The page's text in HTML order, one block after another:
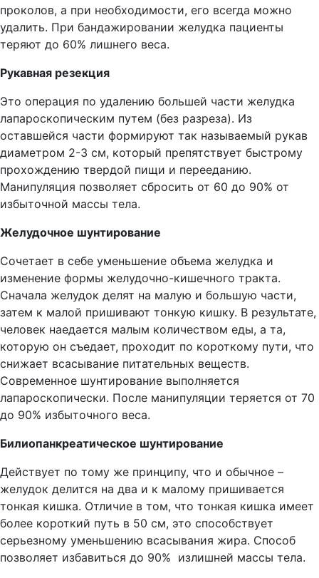
проколов, а при необходимости, его всегда можно
удалить. При бандажировании желудка пациенты
теряют до 60% лишнего веса.
Рукавная резекция
Это операция по удалению большей части желудка
лапароскопическим путем (без разреза). Из
оставшейся части формируют так называемый рукав
диаметром 2-3 см, который препятствует быстрому
прохождению твердой пищи и перееданию.
Манипуляция позволяет сбросить от 60 до 90% от
избыточной массы тела.
Желудочное шунтирование
Сочетает в себе уменьшение объема желудка и
изменение формы желудочно-кишечного тракта.
Сначала желудок делят на малую и большую части,
затем к малой пришивают тонкую кишку. В результате,
человек наедается малым количеством еды, а та,
которую он съедает, проходит по короткому пути, что
снижает всасывание питательных веществ.
Современное шунтирование выполняется
лапароскопически. После манипуляции теряется от 70
до 90% избыточного веса.
Билиопанкреатическое шунтирование
Действует по тому же принципу, что и обычное –
желудок делится на два и к малому пришивается
тонкая кишка. Отличие в том, что тонкая кишка имеет
более короткий путь в 50 см, это способствует
серьезному уменьшению всасывания жира. Способ
позволяет избавиться до 90% излишней массы тела.